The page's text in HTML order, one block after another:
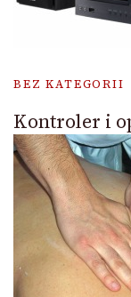
BEZ KATEGORII
Kontroler i